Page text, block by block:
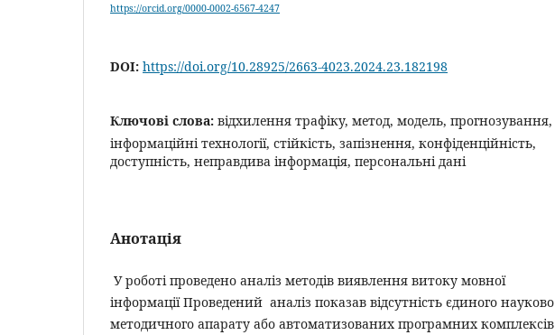
https://orcid.org/0000-0002-6567-4247
DOI: https://doi.org/10.28925/2663-4023.2024.23.182198
Ключові слова: відхилення трафіку, метод, модель, прогнозування,
інформаційні технології, стійкість, запізнення, конфіденційність,
доступність, неправдива інформація, персональні дані
Анотація
У роботі проведено аналіз методів виявлення витоку мовної
інформації Проведений аналіз показав відсутність єдиного науково
методичного апарату або автоматизованих програмних комплексів